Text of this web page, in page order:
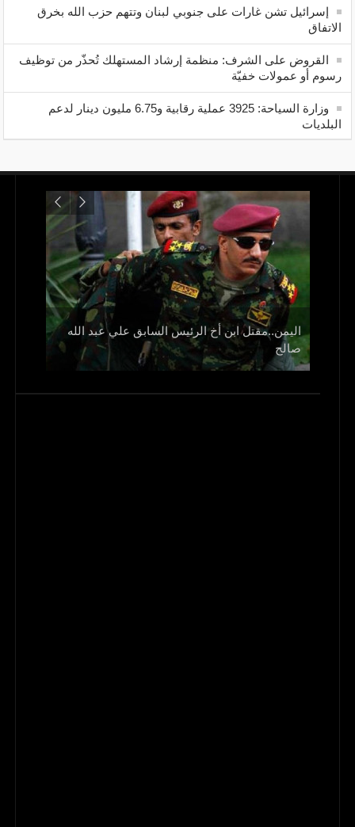
إسرائيل تشن غارات على جنوبي لبنان وتتهم حزب الله بخرق
الاتفاق
القروض على الشرف: منظمة إرشاد المستهلك تُحذّر من توظيف
رسوم أو عمولات خفيّة
وزارة السياحة: 3925 عملية رقابية و6.75 مليون دينار لدعم
البلديات
اليمن..مقتل ابن أخ الرئيس السابق علي عبد الله
صالح